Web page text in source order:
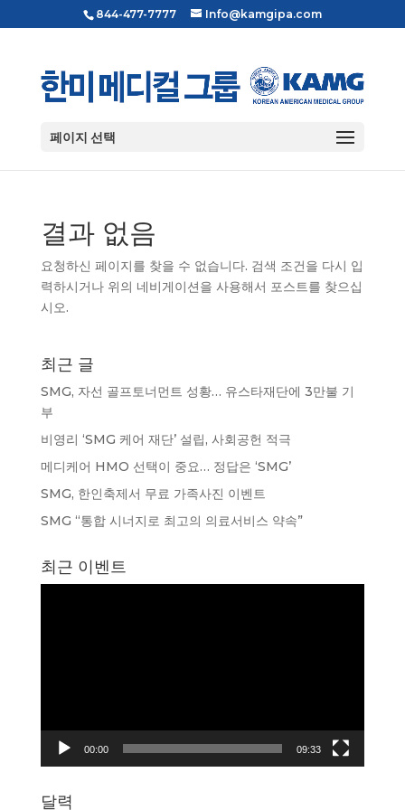
844-477-7777 Info@kamgipa.com
페이지 선택
결과 없음
요청하신 페이지를 찾을 수 없습니다. 검색 조건을 다시 입
력하시거나 위의 네비게이션을 사용해서 포스트를 찾으십
시오.
최근 글
SMG, 자선 골프토너먼트 성황… 유스타재단에 3만불 기
부
비영리 ‘SMG 케어 재단’ 설립, 사회공헌 적극
메디케어 HMO 선택이 중요… 정답은 ‘SMG’
SMG, 한인축제서 무료 가족사진 이벤트
SMG “통합 시너지로 최고의 의료서비스 약속”
최근 이벤트
00:00 09:33
달력